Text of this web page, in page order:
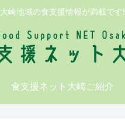
大崎地域の食支援情報が満載です!
食支援ネット大崎ご紹介